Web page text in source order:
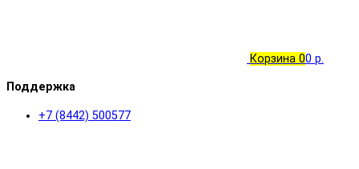
Корзина 00 р.
Поддержка
+7 (8442) 500577